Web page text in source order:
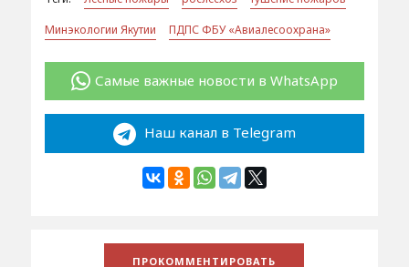
Минэкологии Якутии
ПДПС ФБУ «Авиалесоохрана»
Самые важные новости в WhatsApp
Наш канал в Telegram